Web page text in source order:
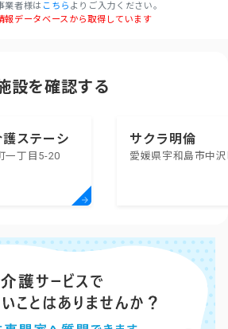
業者様は こちら よりご入力ください。
データベースから取得しています
設を確認する
ステーシ
一丁目5-20
サクラ明倫
愛媛県宇和島市中